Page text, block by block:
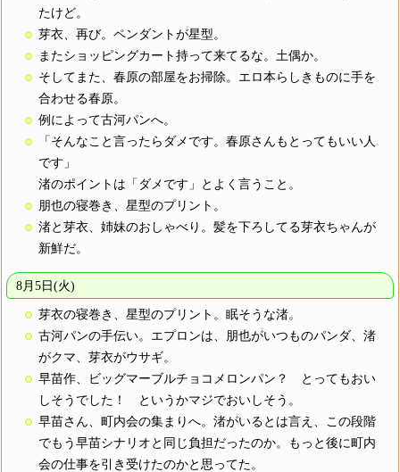
たけど。
芽衣、再び。ペンダントが星型。
またショッピングカート持って来てるな。土偶か。
そしてまた、春原の部屋をお掃除。エロ本らしきものに手を
合わせる春原。
例によって古河パンへ。
「そんなこと言ったらダメです。春原さんもとってもいい人
です」
渚のポイントは「ダメです」とよく言うこと。
朋也の寝巻き、星型のプリント。
渚と芽衣、姉妹のおしゃべり。髪を下ろしてる芽衣ちゃんが
新鮮だ。
8月5日(火)
芽衣の寝巻き、星型のプリント。眠そうな渚。
古河パンの手伝い。エプロンは、朋也がいつものパンダ、渚
がクマ、芽衣がウサギ。
早苗作、ビッグマーブルチョコメロンパン？ とってもおい
しそうでした！ というかマジでおいしそう。
早苗さん、町内会の集まりへ。渚がいるとは言え、この段階
でもう早苗シナリオと同じ負担だったのか。もっと後に町内
会の仕事を引き受けたのかと思ってた。